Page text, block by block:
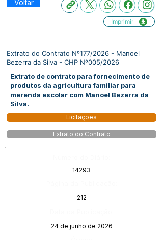
Voltar
Imprimir
Extrato do Contrato Nº177/2026 - Manoel
Bezerra da Silva - CHP Nº005/2026
Extrato de contrato para fornecimento de
produtos da agricultura familiar para
merenda escolar com Manoel Bezerra da
Silva.
Licitações
Extrato do Contrato
14293
212
24 de junho de 2026